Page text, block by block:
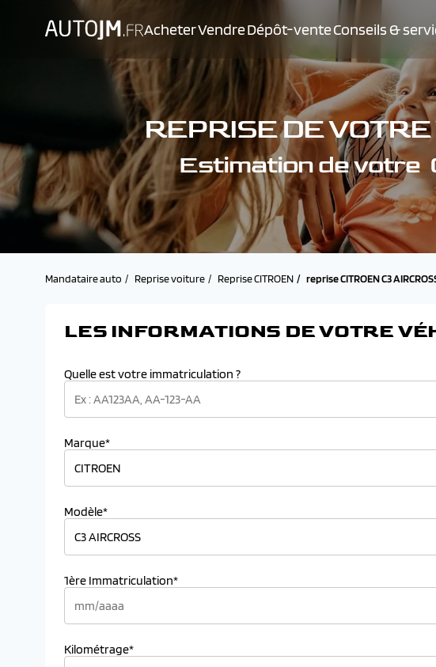
AcheterVendreDépôt-venteConseils &
REPRISE DE
Estimation de votre
Mandataire auto Reprise voiture Reprise CITROEN reprise CITROEN C3
LES INFORMATIONS DE VOTRE
Quelle est votre immatriculation ?
Marque*
Modèle*
1ère Immatriculation*
Kilométrage*